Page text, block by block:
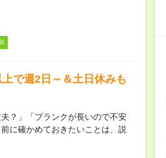
で週2日～＆土日休みも
？」「ブランクが長いので不安
に確かめておきたいことは、説